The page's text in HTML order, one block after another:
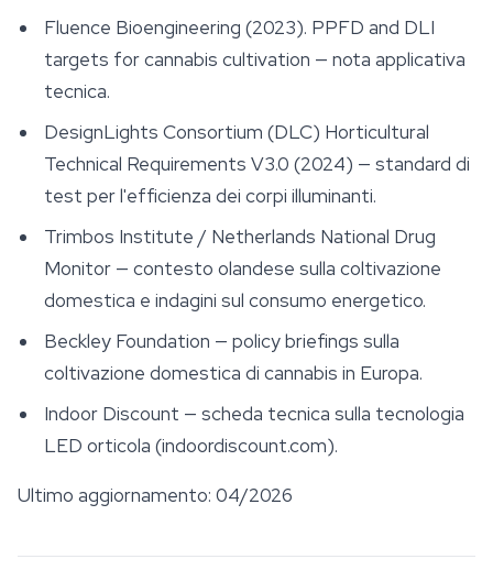
Fluence Bioengineering (2023). PPFD and DLI
targets for cannabis cultivation — nota applicativa
tecnica.
DesignLights Consortium (DLC) Horticultural
Technical Requirements V3.0 (2024) — standard di
test per l'efficienza dei corpi illuminanti.
Trimbos Institute / Netherlands National Drug
Monitor — contesto olandese sulla coltivazione
domestica e indagini sul consumo energetico.
Beckley Foundation — policy briefings sulla
coltivazione domestica di cannabis in Europa.
Indoor Discount — scheda tecnica sulla tecnologia
LED orticola (indoordiscount.com).
Ultimo aggiornamento: 04/2026